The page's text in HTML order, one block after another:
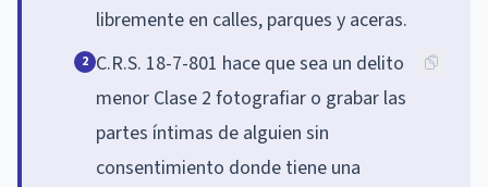
libremente en calles, parques y aceras.
2 C.R.S. 18-7-801 hace que sea un delito
menor Clase 2 fotografiar o grabar las
partes íntimas de alguien sin
consentimiento donde tiene una